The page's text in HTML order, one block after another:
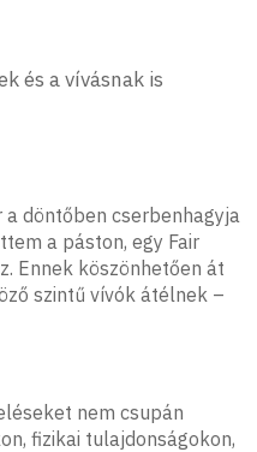
és a vívásnak is
a döntőben cserbenhagyja
a páston, egy Fair
Ennek köszönhetően át
szintű vívók átélnek –
nem csupán
fizikai tulajdonságokon,